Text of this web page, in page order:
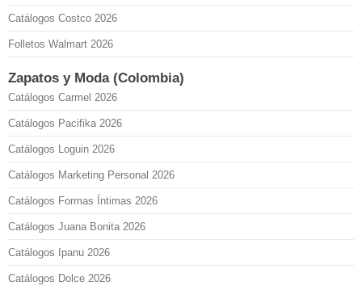
Catálogos Costco 2026
Folletos Walmart 2026
Zapatos y Moda (Colombia)
Catálogos Carmel 2026
Catálogos Pacifika 2026
Catálogos Loguin 2026
Catálogos Marketing Personal 2026
Catálogos Formas Íntimas 2026
Catálogos Juana Bonita 2026
Catálogos Ipanu 2026
Catálogos Dolce 2026